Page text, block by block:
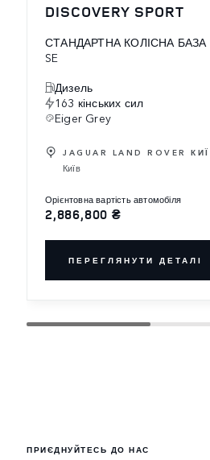
DISCOVERY SPORT
СТАНДАРТНА КОЛІСНА БАЗА
SE
Дизель
163 кінських сил
Eiger Grey
JAGUAR LAND ROVER
Київ
орієнтовна вартість автомобіля
2,886,800 ₴
ПЕРЕГЛЯНУТИ ДЕТАЛІ
ПРИЄДНУЙТЕСЬ ДО НАС